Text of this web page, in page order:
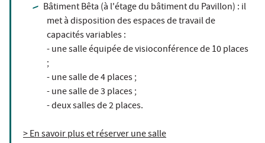
Bâtiment Bêta (à l'étage du bâtiment du Pavillon) : il
met à disposition des espaces de travail de
capacités variables :
- une salle équipée de visioconférence de 10 places
;
- une salle de 4 places ;
- une salle de 3 places ;
- deux salles de 2 places.
> En savoir plus et réserver une salle